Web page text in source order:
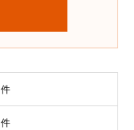
件
件